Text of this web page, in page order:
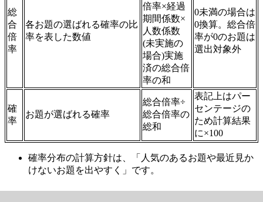
総
合
倍
率
各お題の選ばれる確率の比
率を表した数値
倍率×経過
期間係数×
人数係数
(未実施の
場合)実施
済の総合倍
率の和
0未満の場合は
0換算。総合倍
率が0のお題は
選出対象外
確
率
お題が選ばれる確率
総合倍率÷
総合倍率の
総和
表記上はパー
センテージの
ため計算結果
に×100
確率分布の計算方針は、「人気のあるお題や最近見か
けないお題を出やすく」です。